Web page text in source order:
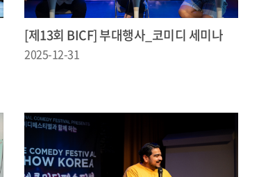
[제13회 BICF] 부대행사_코미디 세미나
2025-12-31